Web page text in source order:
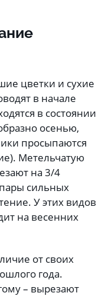
цветки и сухие
в начале
в состоянии
осенью,
просыпаются
Метельчатую
на 3/4
сильных
У этих видов
на весенних
от своих
года.
– вырезают